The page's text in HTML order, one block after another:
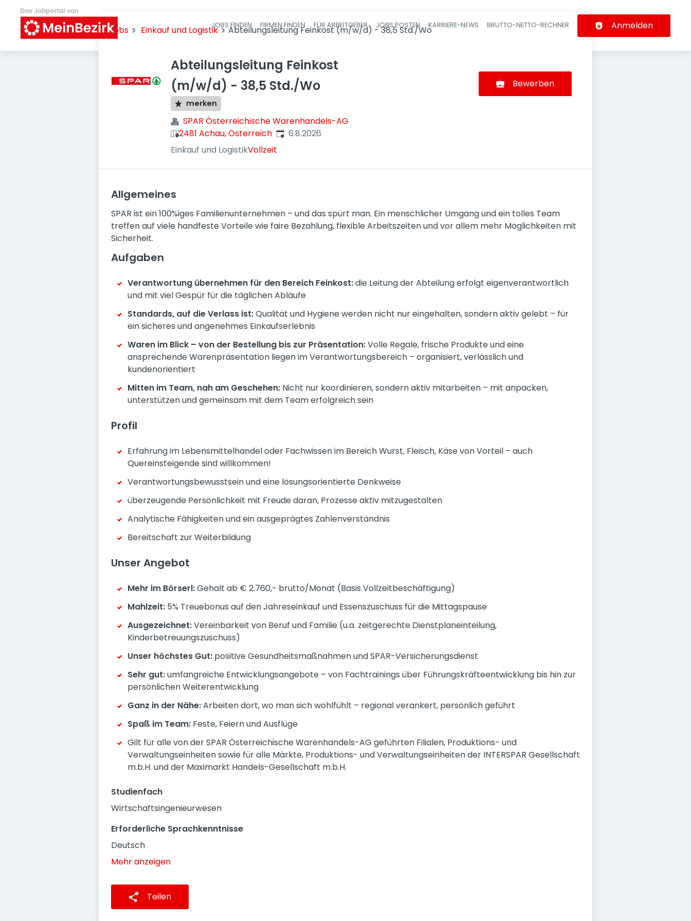
Haupt-Navigation
JOBS FINDEN FIRMEN FINDEN FÜR ARBEITGEBER JOBS POSTEN KARRIERE-NEWS BRUTTO-NETTO-RECHNER Anmelden
Jobs Einkauf und Logistik Abteilungsleitung Feinkost (m/w/d) - 38,5 Std./Wo
Abteilungsleitung Feinkost
(m/w/d) - 38,5 Std./Wo
merken
SPAR Österreichische Warenhandels-AG
2481 Achau, Österreich Veröffentlicht
6.8.2026
Einkauf und LogistikVollzeit
Bewerben
Allgemeines
SPAR ist ein 100%iges Familienunternehmen – und das spürt man. Ein menschlicher Umgang und ein tolles Team
treffen auf viele handfeste Vorteile wie faire Bezahlung, flexible Arbeitszeiten und vor allem mehr Möglichkeiten mit
Sicherheit.
Aufgaben
Verantwortung übernehmen für den Bereich Feinkost:die Leitung der Abteilung erfolgt eigenverantwortlich
und mit viel Gespür für die täglichen Abläufe
Standards, auf die Verlass ist:Qualität und Hygiene werden nicht nur eingehalten, sondern aktiv gelebt – für
ein sicheres und angenehmes Einkaufserlebnis
Waren im Blick – von der Bestellung bis zur Präsentation:Volle Regale, frische Produkte und eine
ansprechende Warenpräsentation liegen im Verantwortungsbereich – organisiert, verlässlich und
kundenorientiert
Mitten im Team, nah am Geschehen: Nicht nur koordinieren, sondern aktiv mitarbeiten – mit anpacken,
unterstützen und gemeinsam mit dem Team erfolgreich sein
Profil
Erfahrung im Lebensmittelhandel oder Fachwissen im Bereich Wurst, Fleisch, Käse von Vorteil – auch
Quereinsteigende sind willkommen!
Verantwortungsbewusstsein und eine lösungsorientierte Denkweise
überzeugende Persönlichkeit mit Freude daran, Prozesse aktiv mitzugestalten
Analytische Fähigkeiten und ein ausgeprägtes Zahlenverständnis
Bereitschaft zur Weiterbildung
Unser Angebot
Mehr im Börserl:Gehalt ab € 2.760,- brutto/Monat (Basis Vollzeitbeschäftigung)
Mahlzeit: 5% Treuebonus auf den Jahreseinkauf und Essenszuschuss für die Mittagspause
Ausgezeichnet:Vereinbarkeit von Beruf und Familie (u.a. zeitgerechte Dienstplaneinteilung,
Kinderbetreuungszuschuss)
Unser höchstes Gut: positive Gesundheitsmaßnahmen und SPAR-Versicherungsdienst
Sehr gut:umfangreiche Entwicklungsangebote – von Fachtrainings über Führungskräfteentwicklung bis hin zur
persönlichen Weiterentwicklung
Ganz in der Nähe:Arbeiten dort, wo man sich wohlfühlt – regional verankert, persönlich geführt
Spaß im Team: Feste, Feiern und Ausflüge
Gilt für alle von der SPAR Österreichische Warenhandels-AG geführten Filialen, Produktions- und
Verwaltungseinheiten sowie für alle Märkte, Produktions- und Verwaltungseinheiten der INTERSPAR Gesellschaft
m.b.H. und der Maximarkt Handels-Gesellschaft m.b.H.
Studienfach
Wirtschaftsingenieurwesen
Erforderliche Sprachkenntnisse
Deutsch
Mehr anzeigen
Teilen